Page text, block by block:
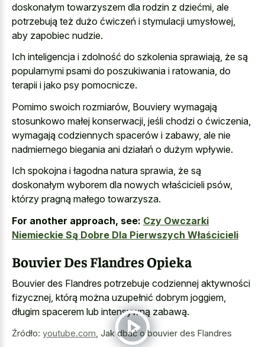
doskonałym towarzyszem dla rodzin z dziećmi, ale
potrzebują też dużo ćwiczeń i stymulacji umysłowej,
aby zapobiec nudzie.
Ich inteligencja i zdolność do szkolenia sprawiają, że są
popularnymi psami do poszukiwania i ratowania, do
terapii i jako psy pomocnicze.
Pomimo swoich rozmiarów, Bouviery wymagają
stosunkowo małej konserwacji, jeśli chodzi o ćwiczenia,
wymagają codziennych spacerów i zabawy, ale nie
nadmiernego biegania ani działań o dużym wpływie.
Ich spokojna i łagodna natura sprawia, że są
doskonałym wyborem dla nowych właścicieli psów,
którzy pragną małego towarzysza.
For another approach, see: Czy Owczarki
Niemieckie Są Dobre Dla Pierwszych Właścicieli
Bouvier Des Flandres Opieka
Bouvier des Flandres potrzebuje codziennej aktywności
fizycznej, którą można uzupełnić dobrym joggiem,
długim spacerem lub intensywną zabawą.
Źródło: youtube.com Jak dbać o bouvier des Flandres